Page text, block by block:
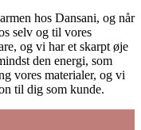
hos Dansani, og når
selv og til vores
og vi har et skarpt øje
den energi, som
vores materialer, og vi
til dig som kunde.